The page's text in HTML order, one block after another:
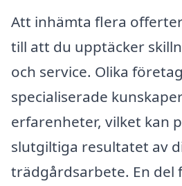
Att inhämta flera
till att du upptäcker
och service. Olika
specialiserade
erfarenheter, vilket kan
slutgiltiga resultatet av
trädgårdsarbete. En del